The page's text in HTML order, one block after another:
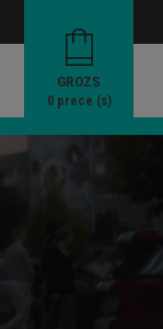
GROZS
0prece (s)